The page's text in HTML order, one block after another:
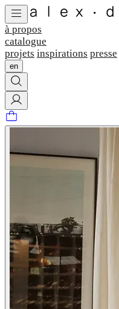
à propos
catalogue
projets inspirations presse
en